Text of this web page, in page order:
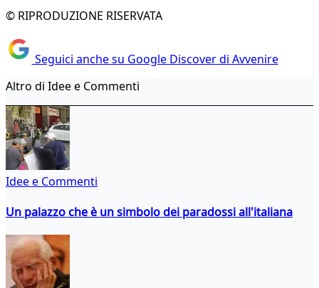
© RIPRODUZIONE RISERVATA
Seguici anche su Google Discover di Avvenire
Altro di Idee e Commenti
Idee e Commenti
Un palazzo che è un simbolo dei paradossi all'italiana